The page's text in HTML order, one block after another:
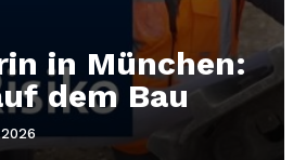
in München:
dem Bau